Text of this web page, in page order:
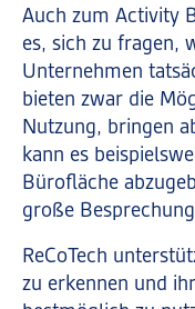
Auch zum Activity
es, sich zu fragen,
Unternehmen
bieten zwar die
Nutzung, bringen
kann es
Bürofläche
große
ReCoTech
zu erkennen und